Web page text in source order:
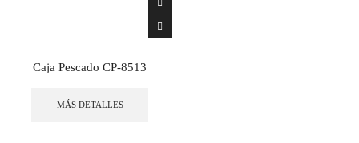
Caja Pescado CP-8513
MÁS DETALLES